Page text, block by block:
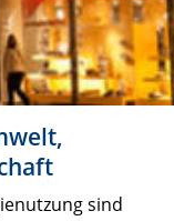
sind